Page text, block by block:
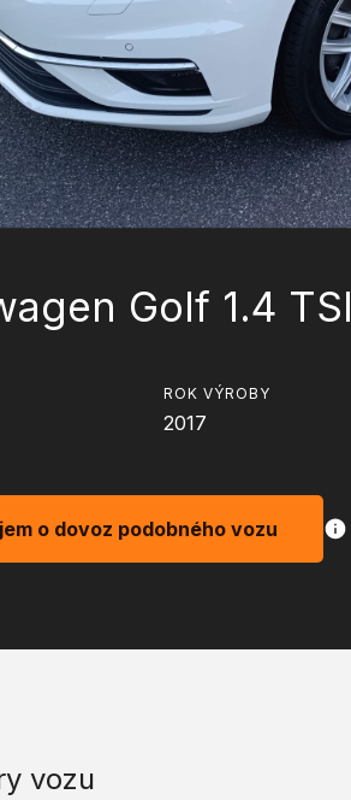
Golf 1.4 TSI
ROK VÝROBY
2017
o dovoz podobného vozu
vozu